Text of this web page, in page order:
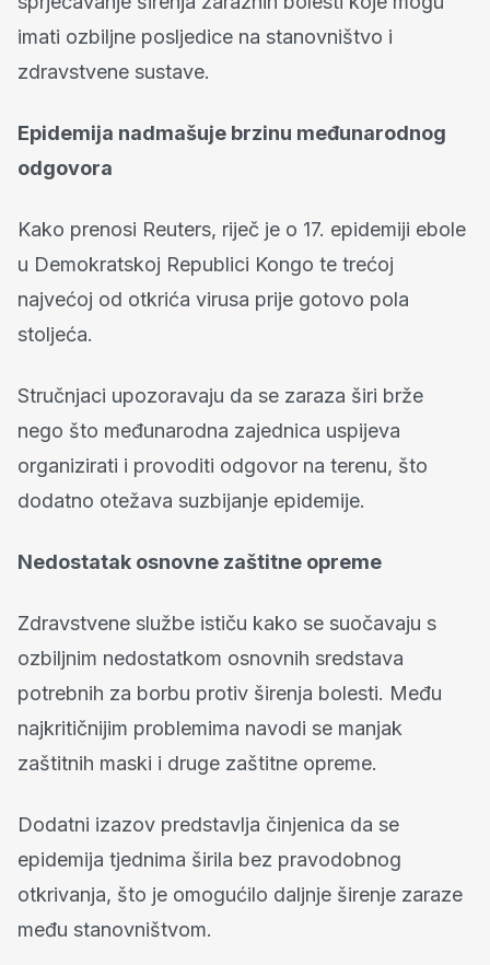
imati ozbiljne posljedice na stanovništvo i
zdravstvene sustave.
Epidemija nadmašuje brzinu međunarodnog
odgovora
Kako prenosi Reuters, riječ je o 17. epidemiji ebole
u Demokratskoj Republici Kongo te trećoj
najvećoj od otkrića virusa prije gotovo pola
stoljeća.
Stručnjaci upozoravaju da se zaraza širi brže
nego što međunarodna zajednica uspijeva
organizirati i provoditi odgovor na terenu, što
dodatno otežava suzbijanje epidemije.
Nedostatak osnovne zaštitne opreme
Zdravstvene službe ističu kako se suočavaju s
ozbiljnim nedostatkom osnovnih sredstava
potrebnih za borbu protiv širenja bolesti. Među
najkritičnijim problemima navodi se manjak
zaštitnih maski i druge zaštitne opreme.
Dodatni izazov predstavlja činjenica da se
epidemija tjednima širila bez pravodobnog
otkrivanja, što je omogućilo daljnje širenje zaraze
među stanovništvom.